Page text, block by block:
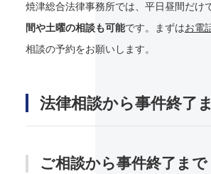
焼津総合法律事務所では、平日昼間だけ
間や土曜の相談も可能です。まずはお電
相談の予約をお願いします。
法律相談から事件終了
ご相談から事件終了まで